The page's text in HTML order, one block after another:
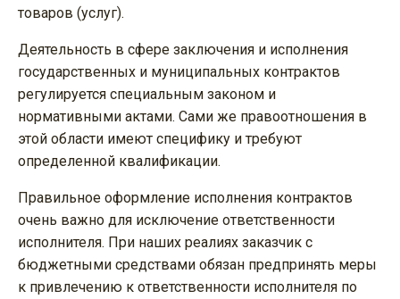
товаров (услуг).
Деятельность в сфере заключения и исполнения
государственных и муниципальных контрактов
регулируется специальным законом и
нормативными актами. Сами же правоотношения в
этой области имеют специфику и требуют
определенной квалификации.
Правильное оформление исполнения контрактов
очень важно для исключение ответственности
исполнителя. При наших реалиях заказчик с
бюджетными средствами обязан предпринять меры
к привлечению к ответственности исполнителя по